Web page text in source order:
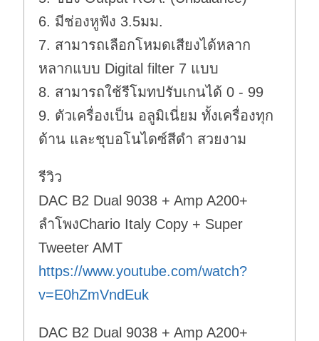
6. มีช่องหูฟัง 3.5มม.
7. สามารถเลือกโหมดเสียงได้หลาก
หลากแบบ Digital filter 7 แบบ
8. สามารถใช้รีโมทปรับเกนได้ 0 - 99
9. ตัวเครื่องเป็น อลูมิเนี่ยม ทั้งเครื่องทุก
ด้าน และชุบอโนไดซ์สีดำ สวยงาม
รีวิว
DAC B2 Dual 9038 + Amp A200+
ลำโพงChario Italy Copy + Super
Tweeter AMT
https://www.youtube.com/watch?
v=E0hZmVndEuk
DAC B2 Dual 9038 + Amp A200+